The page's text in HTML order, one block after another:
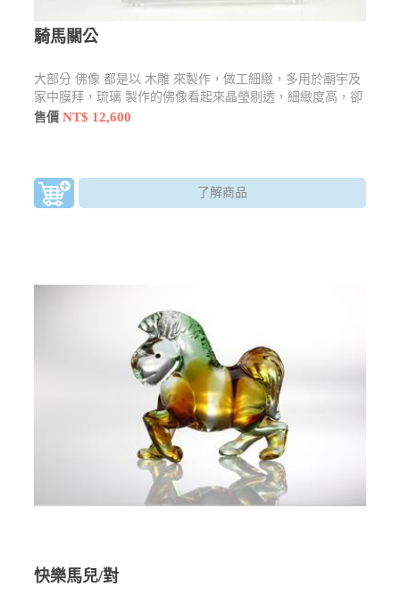
騎馬關公
大部分 佛像 都是以 木雕 來製作，做工細緻，多用於廟宇及
家中膜拜，琉璃 製作的佛像看起來晶瑩剔透，細緻度高，卻
也不失莊嚴感，還有許多型態及樣貌
售價NT$ 12,600
了解商品
快樂馬兒/對